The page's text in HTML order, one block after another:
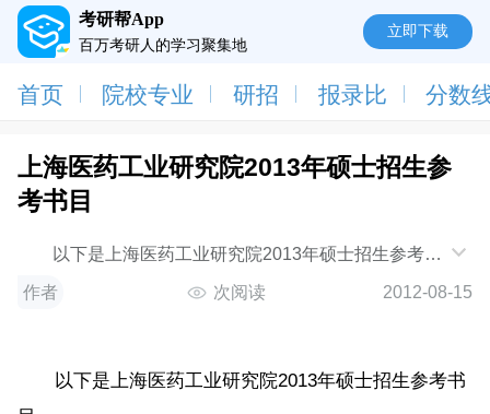
考研帮App
百万考研人的学习聚集地
立即下载
首页 院校专业 研招 报录比 分数
上海医药工业研究院2013年硕士招生参
考书目
以下是上海医药工业研究院2013年硕士招生参考书
抗感
作者 次阅读 2012-08-15
以下是上海医药工业研究院2013年硕士招生参考书